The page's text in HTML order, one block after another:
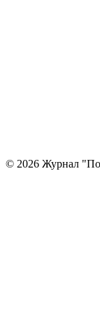
© 2026 Журнал